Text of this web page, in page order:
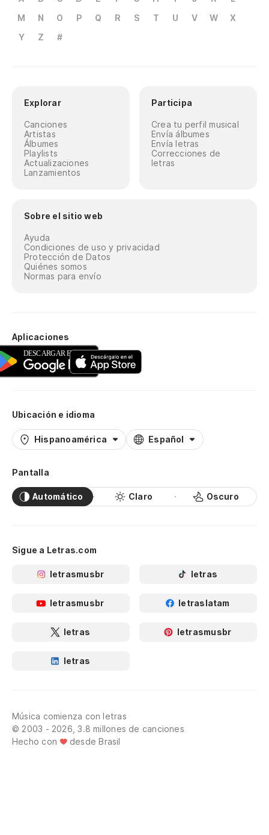
M
N O P Q R S T U V W
X
Y
Z #
Explorar
Canciones
Artistas
Álbumes
Playlists
Actualizaciones
Lanzamientos
Participa
Crea tu perfil musical
Envía álbumes
Envía letras
Correcciones de
letras
Sobre el sitio web
Ayuda
Condiciones de uso y privacidad
Protección de Datos
Quiénes somos
Normas para envío
Aplicaciones
Ubicación e idioma
Hispanoamérica Español
Pantalla
Automático Claro Oscuro
Sigue a Letras.com
letrasmusbr letras
letrasmusbr letraslatam
letras letrasmusbr
letras
Música comienza con letras
© 2003 - 2026, 3.8 millones de canciones
Hecho con
desde Brasil